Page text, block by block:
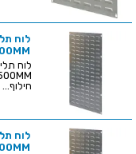
חילוף...